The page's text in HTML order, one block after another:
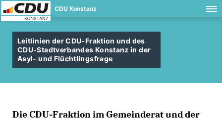
CDU Konstanz
Leitlinien der CDU-Fraktion und des
CDU-Stadtverbandes Konstanz in der
Asyl- und Flüchtlingsfrage
Die CDU-Fraktion im Gemeinderat und der